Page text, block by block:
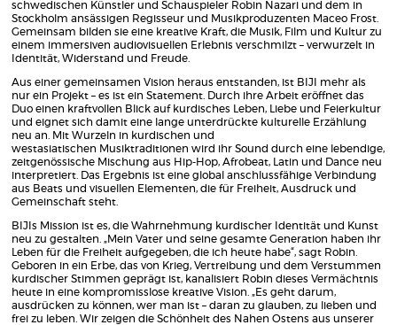
schwedischen Künstler und Schauspieler Robin Nazari und dem in
Stockholm ansässigen Regisseur und Musikproduzenten Maceo Frost.
Gemeinsam bilden sie eine kreative Kraft, die Musik, Film und Kultur zu
einem immersiven audiovisuellen Erlebnis verschmilzt – verwurzelt in
Identität, Widerstand und Freude.
Aus einer gemeinsamen Vision heraus entstanden, ist BIJI mehr als
nur ein Projekt – es ist ein Statement. Durch ihre Arbeit eröffnet das
Duo einen kraftvollen Blick auf kurdisches Leben, Liebe und Feierkultur
und eignet sich damit eine lange unterdrückte kulturelle Erzählung
neu an. Mit Wurzeln in kurdischen und
westasiatischen Musiktraditionen wird ihr Sound durch eine lebendige,
zeitgenössische Mischung aus Hip-Hop, Afrobeat, Latin und Dance neu
interpretiert. Das Ergebnis ist eine global anschlussfähige Verbindung
aus Beats und visuellen Elementen, die für Freiheit, Ausdruck und
Gemeinschaft steht.
BIJIs Mission ist es, die Wahrnehmung kurdischer Identität und Kunst
neu zu gestalten. „Mein Vater und seine gesamte Generation haben ihr
Leben für die Freiheit aufgegeben, die ich heute habe“, sagt Robin.
Geboren in ein Erbe, das von Krieg, Vertreibung und dem Verstummen
kurdischer Stimmen geprägt ist, kanalisiert Robin dieses Vermächtnis
heute in eine kompromisslose kreative Vision. „Es geht darum,
ausdrücken zu können, wer man ist – daran zu glauben, zu lieben und
frei zu leben. Wir zeigen die Schönheit des Nahen Ostens aus unserer